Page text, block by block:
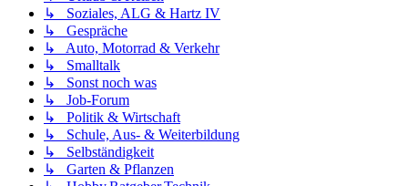
↳ Soziales, ALG & Hartz IV
↳ Gespräche
↳ Auto, Motorrad & Verkehr
↳ Smalltalk
↳ Sonst noch was
↳ Job-Forum
↳ Politik & Wirtschaft
↳ Schule, Aus- & Weiterbildung
↳ Selbständigkeit
↳ Garten & Pflanzen